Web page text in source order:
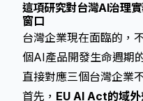
這項研究對台灣AI治理
窗口
台灣企業現在面臨的，
個AI產品開發生命週期
直接對應三個台灣企業
首先， EU AI Act的域